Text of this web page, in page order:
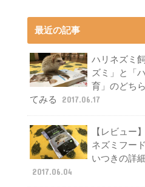
最近の記事
ハリネズミ
ズミ」と「
育」のどち
てみる
2017.06.17
【レビュー
ネズミフー
いつきの詳
2017.06.04